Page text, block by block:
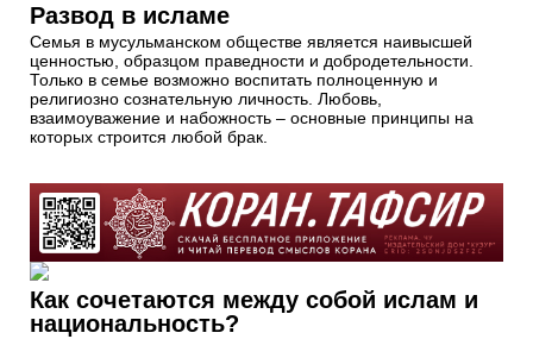
Развод в исламе
Семья в мусульманском обществе является наивысшей
ценностью, образцом праведности и добродетельности.
Только в семье возможно воспитать полноценную и
религиозно сознательную личность. Любовь,
взаимоуважение и набожность – основные принципы на
которых строится любой брак.
Как сочетаются между собой ислам и
национальность?